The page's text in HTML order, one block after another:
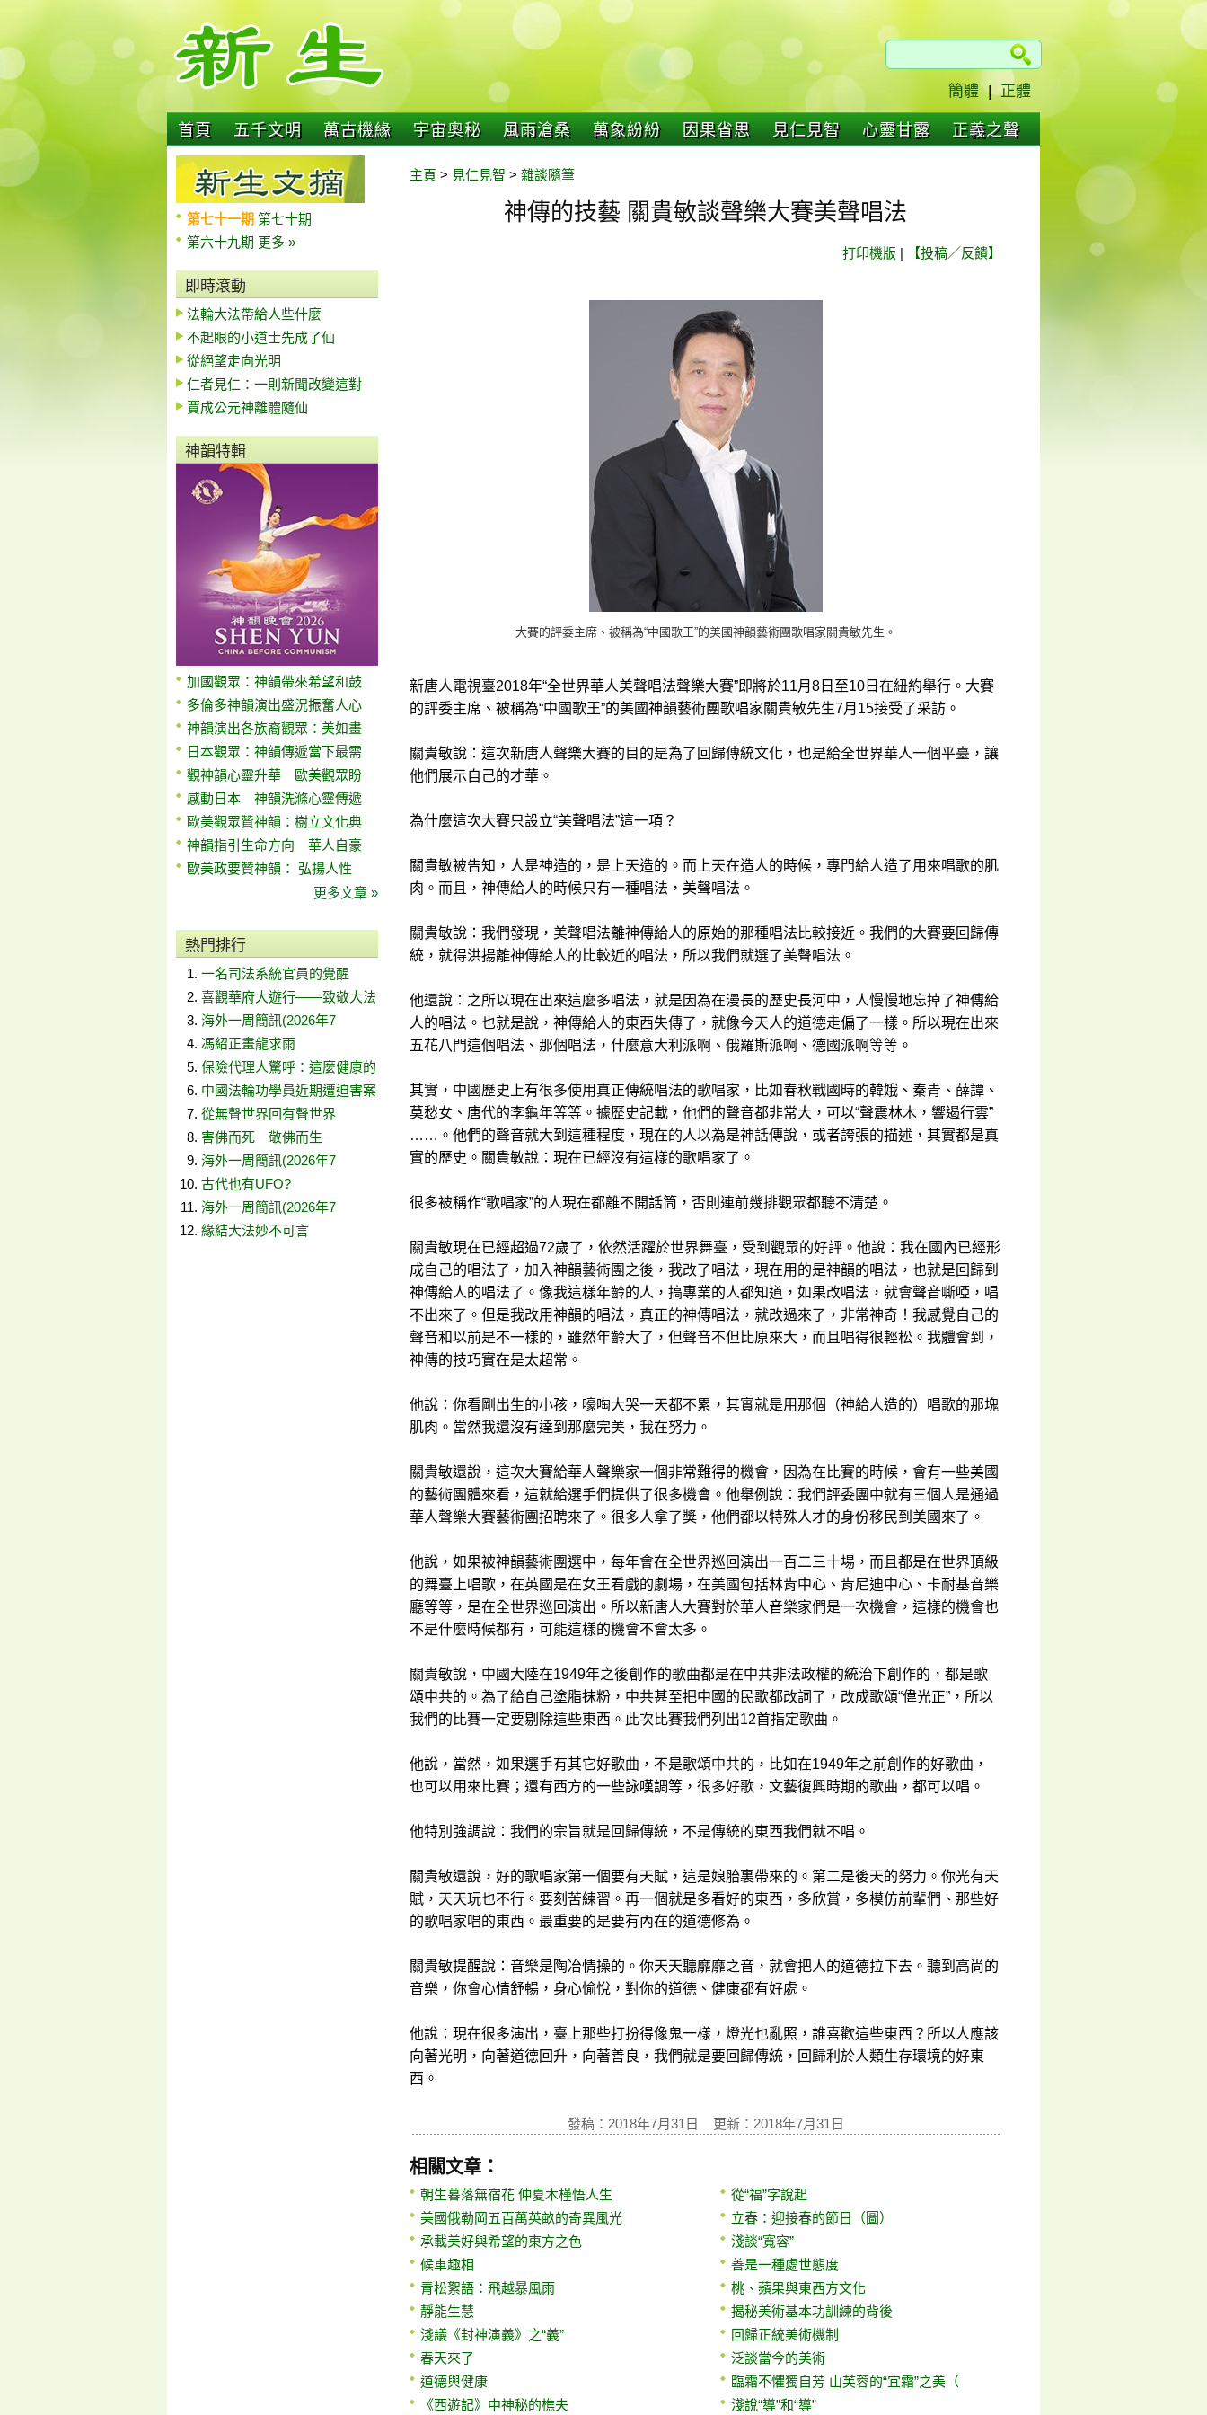
簡體 | 正體
首頁 五千文明 萬古機緣 宇宙奧秘 風雨滄桑 萬象紛紛 因果省思 見仁見智 心靈甘露 正義之聲
第七十一期 第七十期
第六十九期 更多 »
即時滾動
法輪大法帶給人些什麼
不起眼的小道士先成了仙
從絕望走向光明
仁者見仁：一則新聞改變這對
賈成公元神離體隨仙
神韻特輯
加國觀眾：神韻帶來希望和鼓
多倫多神韻演出盛況振奮人心
神韻演出各族裔觀眾：美如畫
日本觀眾：神韻傳遞當下最需
觀神韻心靈升華 歐美觀眾盼
感動日本 神韻洗滌心靈傳遞
歐美觀眾贊神韻：樹立文化典
神韻指引生命方向 華人自豪
歐美政要贊神韻： 弘揚人性
更多文章 »
熱門排行
一名司法系統官員的覺醒
喜觀華府大遊行——致敬大法
海外一周簡訊(2026年7
馮紹正畫龍求雨
保險代理人驚呼：這麼健康的
中國法輪功學員近期遭迫害案
從無聲世界回有聲世界
害佛而死 敬佛而生
海外一周簡訊(2026年7
古代也有UFO?
海外一周簡訊(2026年7
緣結大法妙不可言
主頁 > 見仁見智 > 雜談隨筆
神傳的技藝 關貴敏談聲樂大賽美聲唱法
打印機版 | 【投稿／反饋】
大賽的評委主席、被稱為“中國歌王”的美國神韻藝術團歌唱家關貴敏先生。
新唐人電視臺2018年“全世界華人美聲唱法聲樂大賽”即將於11月8日至10日在紐約舉行。大賽
的評委主席、被稱為“中國歌王”的美國神韻藝術團歌唱家關貴敏先生7月15接受了采訪。
關貴敏說：這次新唐人聲樂大賽的目的是為了回歸傳統文化，也是給全世界華人一個平臺，讓
他們展示自己的才華。
為什麼這次大賽只設立“美聲唱法”這一項？
關貴敏被告知，人是神造的，是上天造的。而上天在造人的時候，專門給人造了用來唱歌的肌
肉。而且，神傳給人的時候只有一種唱法，美聲唱法。
關貴敏說：我們發現，美聲唱法離神傳給人的原始的那種唱法比較接近。我們的大賽要回歸傳
統，就得洪揚離神傳給人的比較近的唱法，所以我們就選了美聲唱法。
他還說：之所以現在出來這麼多唱法，就是因為在漫長的歷史長河中，人慢慢地忘掉了神傳給
人的唱法。也就是說，神傳給人的東西失傳了，就像今天人的道德走偏了一樣。所以現在出來
五花八門這個唱法、那個唱法，什麼意大利派啊、俄羅斯派啊、德國派啊等等。
其實，中國歷史上有很多使用真正傳統唱法的歌唱家，比如春秋戰國時的韓娥、秦青、薛譚、
莫愁女、唐代的李龜年等等。據歷史記載，他們的聲音都非常大，可以“聲震林木，響遏行雲”
……。他們的聲音就大到這種程度，現在的人以為是神話傳說，或者誇張的描述，其實都是真
實的歷史。關貴敏說：現在已經沒有這樣的歌唱家了。
很多被稱作“歌唱家”的人現在都離不開話筒，否則連前幾排觀眾都聽不清楚。
關貴敏現在已經超過72歲了，依然活躍於世界舞臺，受到觀眾的好評。他說：我在國內已經形
成自己的唱法了，加入神韻藝術團之後，我改了唱法，現在用的是神韻的唱法，也就是回歸到
神傳給人的唱法了。像我這樣年齡的人，搞專業的人都知道，如果改唱法，就會聲音嘶啞，唱
不出來了。但是我改用神韻的唱法，真正的神傳唱法，就改過來了，非常神奇！我感覺自己的
聲音和以前是不一樣的，雖然年齡大了，但聲音不但比原來大，而且唱得很輕松。我體會到，
神傳的技巧實在是太超常。
他說：你看剛出生的小孩，嚎啕大哭一天都不累，其實就是用那個（神給人造的）唱歌的那塊
肌肉。當然我還沒有達到那麼完美，我在努力。
關貴敏還說，這次大賽給華人聲樂家一個非常難得的機會，因為在比賽的時候，會有一些美國
的藝術團體來看，這就給選手們提供了很多機會。他舉例說：我們評委團中就有三個人是通過
華人聲樂大賽藝術團招聘來了。很多人拿了獎，他們都以特殊人才的身份移民到美國來了。
他說，如果被神韻藝術團選中，每年會在全世界巡回演出一百二三十場，而且都是在世界頂級
的舞臺上唱歌，在英國是在女王看戲的劇場，在美國包括林肯中心、肯尼迪中心、卡耐基音樂
廳等等，是在全世界巡回演出。所以新唐人大賽對於華人音樂家們是一次機會，這樣的機會也
不是什麼時候都有，可能這樣的機會不會太多。
關貴敏說，中國大陸在1949年之後創作的歌曲都是在中共非法政權的統治下創作的，都是歌
頌中共的。為了給自己塗脂抹粉，中共甚至把中國的民歌都改詞了，改成歌頌“偉光正”，所以
我們的比賽一定要剔除這些東西。此次比賽我們列出12首指定歌曲。
他說，當然，如果選手有其它好歌曲，不是歌頌中共的，比如在1949年之前創作的好歌曲，
也可以用來比賽；還有西方的一些詠嘆調等，很多好歌，文藝復興時期的歌曲，都可以唱。
他特別強調說：我們的宗旨就是回歸傳統，不是傳統的東西我們就不唱。
關貴敏還說，好的歌唱家第一個要有天賦，這是娘胎裏帶來的。第二是後天的努力。你光有天
賦，天天玩也不行。要刻苦練習。再一個就是多看好的東西，多欣賞，多模仿前輩們、那些好
的歌唱家唱的東西。最重要的是要有內在的道德修為。
關貴敏提醒說：音樂是陶冶情操的。你天天聽靡靡之音，就會把人的道德拉下去。聽到高尚的
音樂，你會心情舒暢，身心愉悅，對你的道德、健康都有好處。
他說：現在很多演出，臺上那些打扮得像鬼一樣，燈光也亂照，誰喜歡這些東西？所以人應該
向著光明，向著道德回升，向著善良，我們就是要回歸傳統，回歸利於人類生存環境的好東
西。
發稿：2018年7月31日 更新：2018年7月31日
相關文章：
朝生暮落無宿花 仲夏木槿悟人生
美國俄勒岡五百萬英畝的奇異風光
承載美好與希望的東方之色
候車趣相
青松絮語：飛越暴風雨
靜能生慧
淺議《封神演義》之“義”
春天來了
道德與健康
《西遊記》中神秘的樵夫
從“福”字說起
立春：迎接春的節日（圖）
淺談“寬容”
善是一種處世態度
桃、蘋果與東西方文化
揭秘美術基本功訓練的背後
回歸正統美術機制
泛談當今的美術
臨霜不懼獨自芳 山芙蓉的“宜霜”之美（
淺說“導”和“導”